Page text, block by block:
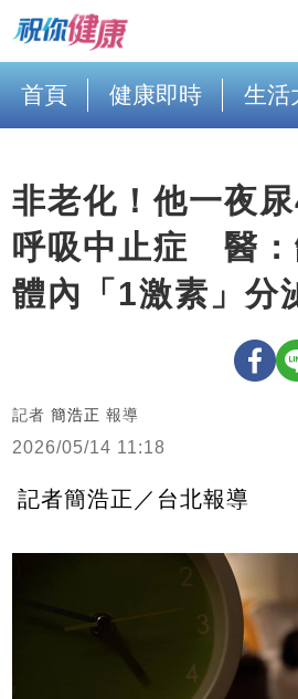
首頁 健康即時 生活
非老化！他一夜
呼吸中止症 醫：
體內「1激素」分
記者 簡浩正 報導
2026/05/14 11:18
記者簡浩正／台北報導